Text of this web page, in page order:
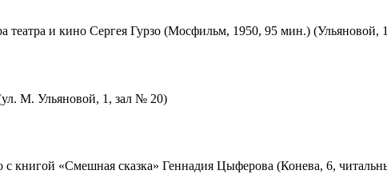
театра и кино Сергея Гурзо (Мосфильм, 1950, 95 мин.) (Ульяновой,
М. Ульяновой, 1, зал № 20)
с книгой «Смешная сказка» Геннадия Цыферова (Конева, 6,